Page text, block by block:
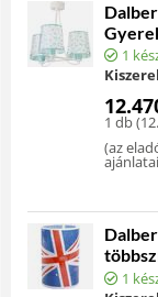
1
1 db (
(az
ajánlatai
1